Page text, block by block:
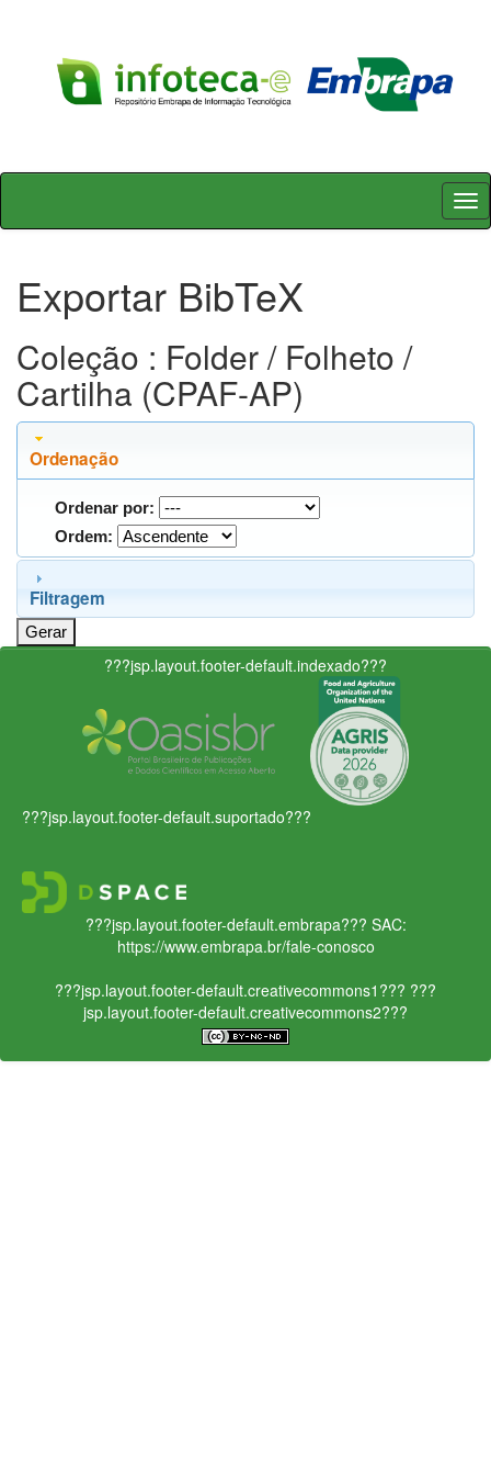
Skip
Exportar BibTeX
Coleção : Folder / Folheto /
Cartilha (CPAF-AP)
Ordenação
Ordenar por:
Ordem:
Filtragem
???jsp.layout.footer-default.indexado???
???jsp.layout.footer-default.suportado???
???jsp.layout.footer-default.embrapa??? SAC:
https://www.embrapa.br/fale-conosco
???jsp.layout.footer-default.creativecommons1??? ???
jsp.layout.footer-default.creativecommons2???